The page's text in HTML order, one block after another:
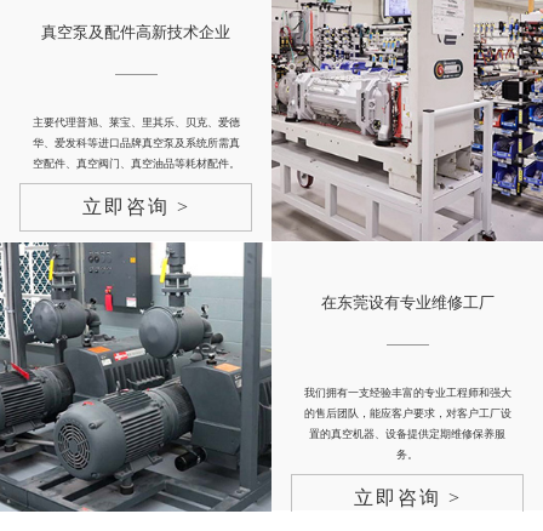
真空泵及配件高新技术企业
主要代理普旭、莱宝、里其乐、贝克、爱德
华、爱发科等进口品牌真空泵及系统所需真
空配件、真空阀门、真空油品等耗材配件。
立即咨询 >
在东莞设有专业维修工厂
我们拥有一支经验丰富的专业工程师和强大
的售后团队，能应客户要求，对客户工厂设
置的真空机器、设备提供定期维修保养服
务。
立即咨询 >